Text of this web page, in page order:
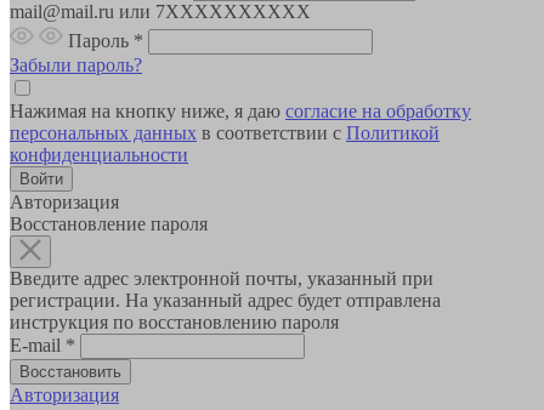
mail@mail.ru или 7XXXXXXXXXX
Пароль *
Забыли пароль?
Нажимая на кнопку ниже, я даю согласие на обработку
персональных данных в соответствии с Политикой
конфиденциальности
Авторизация
Восстановление пароля
Введите адрес электронной почты, указанный при
регистрации. На указанный адрес будет отправлена
инструкция по восстановлению пароля
E-mail *
Авторизация